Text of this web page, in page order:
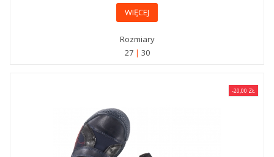
WIĘCEJ
Rozmiary
27
30
-20,00 ZŁ